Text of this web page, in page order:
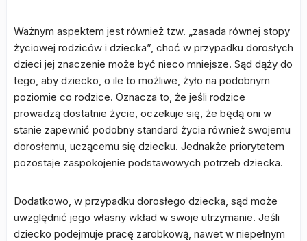
Ważnym aspektem jest również tzw. „zasada równej stopy
życiowej rodziców i dziecka”, choć w przypadku dorosłych
dzieci jej znaczenie może być nieco mniejsze. Sąd dąży do
tego, aby dziecko, o ile to możliwe, żyło na podobnym
poziomie co rodzice. Oznacza to, że jeśli rodzice
prowadzą dostatnie życie, oczekuje się, że będą oni w
stanie zapewnić podobny standard życia również swojemu
dorosłemu, uczącemu się dziecku. Jednakże priorytetem
pozostaje zaspokojenie podstawowych potrzeb dziecka.
Dodatkowo, w przypadku dorosłego dziecka, sąd może
uwzględnić jego własny wkład w swoje utrzymanie. Jeśli
dziecko podejmuje pracę zarobkową, nawet w niepełnym